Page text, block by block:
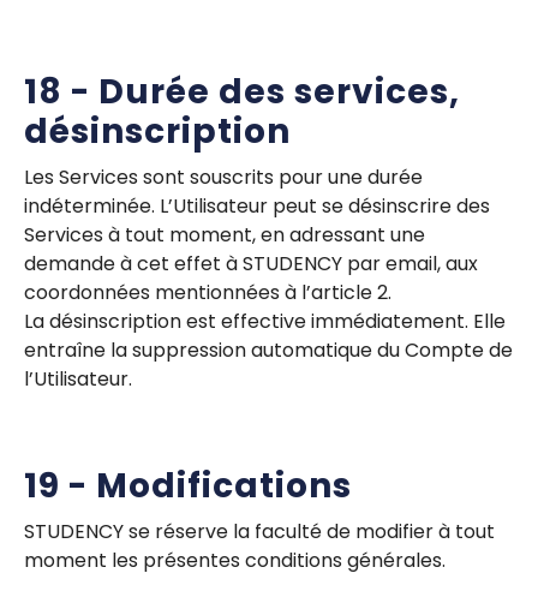
18 - Durée des services,
désinscription
Les Services sont souscrits pour une durée
indéterminée. L’Utilisateur peut se désinscrire des
Services à tout moment, en adressant une
demande à cet effet à STUDENCY par email, aux
coordonnées mentionnées à l’article 2.
La désinscription est effective immédiatement. Elle
entraîne la suppression automatique du Compte de
l’Utilisateur.
19 - Modifications
STUDENCY se réserve la faculté de modifier à tout
moment les présentes conditions générales.